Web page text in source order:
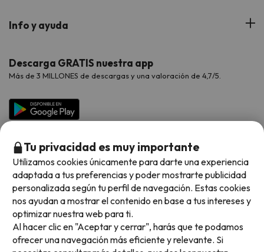
Proveedores
Viajes para grupos
Hoteles Galicia
Hoteles Salou
Viajes de Novios
Chollos con Todo Incluido
Chollos en la playa
Hoteles con toboganes
Selección de la Newsletter
Los favoritos de nuestros clientes
Verano
Vacaciones en Agosto
Vacaciones en Octubre
Vacaciones en Noviembre
Info y ayuda
Contáctanos
Preguntas frecuentes
Descarga GRATIS nuestra app
Más de 3 MILLONES de descargas y una valoración de 4,7/5.
Métodos de pago disponibles
Tu privacidad es muy importante
Utilizamos cookies únicamente para darte una experiencia
adaptada a tus preferencias y poder mostrarte publicidad
personalizada según tu perfil de navegación. Estas cookies
nos ayudan a mostrar el contenido en base a tus intereses y
optimizar nuestra web para ti.
Al hacer clic en "Aceptar y cerrar", harás que te podamos
ofrecer una navegación más eficiente y relevante. Si